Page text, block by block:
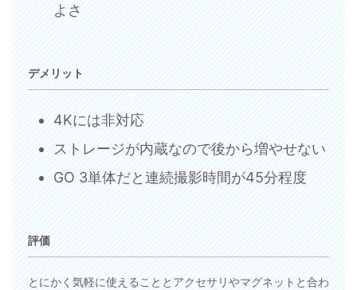
よさ
デメリット
4Kには非対応
ストレージが内蔵なので後から増やせない
GO 3単体だと連続撮影時間が45分程度
評価
とにかく気軽に使えることとアクセサリやマグネットと合わ